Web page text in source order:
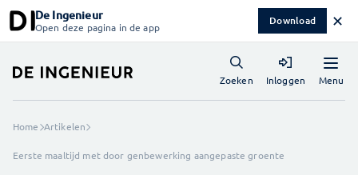
De Ingenieur
Open deze pagina in de app Download ✕
Menu
Zoeken Inloggen
Home Artikelen
Eerste maaltijd met door genbewerking aangepaste groente